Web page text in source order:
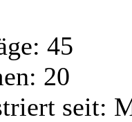
45
20
seit: